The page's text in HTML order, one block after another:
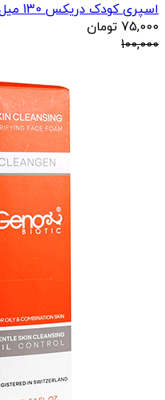
اسپری کودک دریکس 130 میل
75,000 تومان
100,000